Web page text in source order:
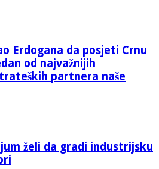
Erdogana da posjeti Crnu
od najvažnijih
partnera naše
želi da gradi industrijsku